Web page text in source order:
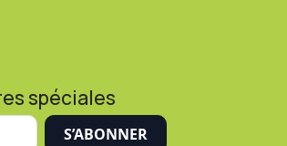
spéciales